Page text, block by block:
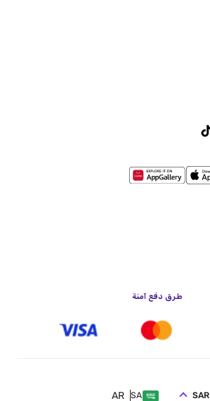
طرق دفع آمنة
SA
AR SAR